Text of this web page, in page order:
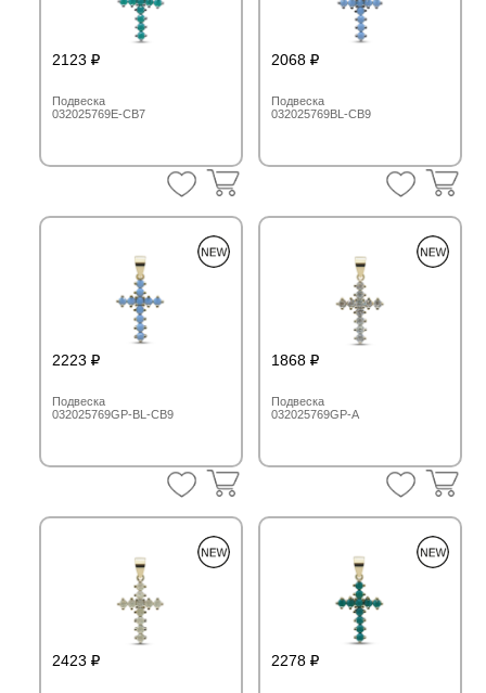
2068
Подвеска
032025769BL-CB9
2123
Подвеска
032025769E-CB7
1868
Подвеска
032025769GP-A
2223
Подвеска
032025769GP-BL-CB9
2278
2423